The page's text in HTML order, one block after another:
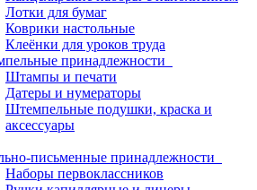
Лотки для бумаг
Коврики настольные
Клеёнки для уроков труда
принадлежности
Штампы и печати
Датеры и нумераторы
Штемпельные подушки, краска и
аксессуары
письменные принадлежности
Наборы первоклассников